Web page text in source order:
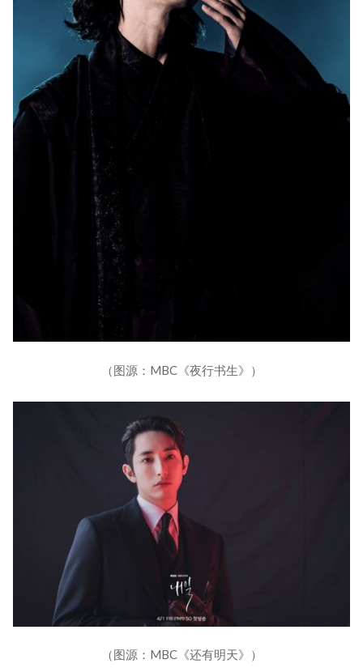
（图源：MBC《夜行书生》）
（图源：MBC《还有明天》）